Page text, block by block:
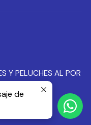
Y PELUCHES AL POR
por
de